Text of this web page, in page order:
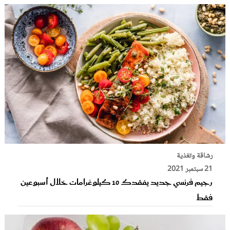
رشاقة وتغذية
21 سبتمبر 2021
رجيم فرنسي جديد يفقدك 10 كيلوغرامات خلال أسبوعين
فقط